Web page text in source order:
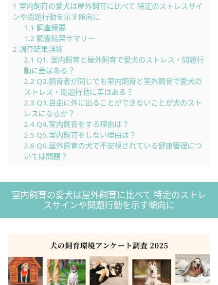
1 室内飼育の愛犬は屋外飼育に比べて 特定のストレスサイ
ンや問題行動を示す傾向に
1.1 調査概要
1.2 調査結果サマリー
2 調査結果詳細
2.1 Q1. 室内飼育と屋外飼育で愛犬のストレス・問題行
動に差はある？
2.2 Q2.飼育者が同じでも室内飼育と室外飼育で愛犬の
ストレス・問題行動に差はある？
2.3 Q3.自由に外に出ることができないことが犬のスト
レスになるか？
2.4Q4.室内飼育をする理由は？
2.5 Q5.室内飼育をしない理由は？
2.6 Q6.屋外飼育の犬で不安視されている健康管理につ
いては問題？
室内飼育の愛犬は屋外飼育に比べて 特定のストレ
スサインや問題行動を示す傾向に